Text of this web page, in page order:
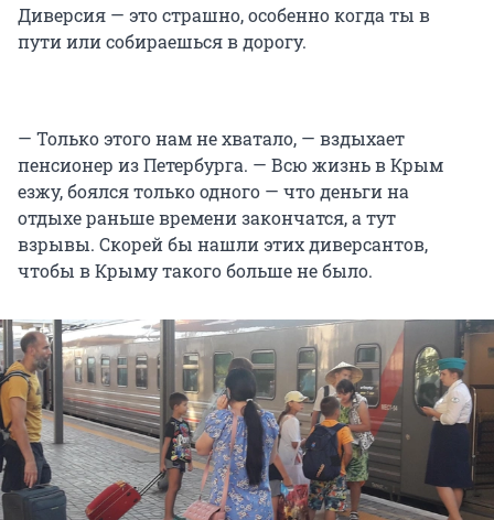
Диверсия — это страшно, особенно когда ты в
пути или собираешься в дорогу.
— Только этого нам не хватало, — вздыхает
пенсионер из Петербурга. — Всю жизнь в Крым
езжу, боялся только одного — что деньги на
отдыхе раньше времени закончатся, а тут
взрывы. Скорей бы нашли этих диверсантов,
чтобы в Крыму такого больше не было.